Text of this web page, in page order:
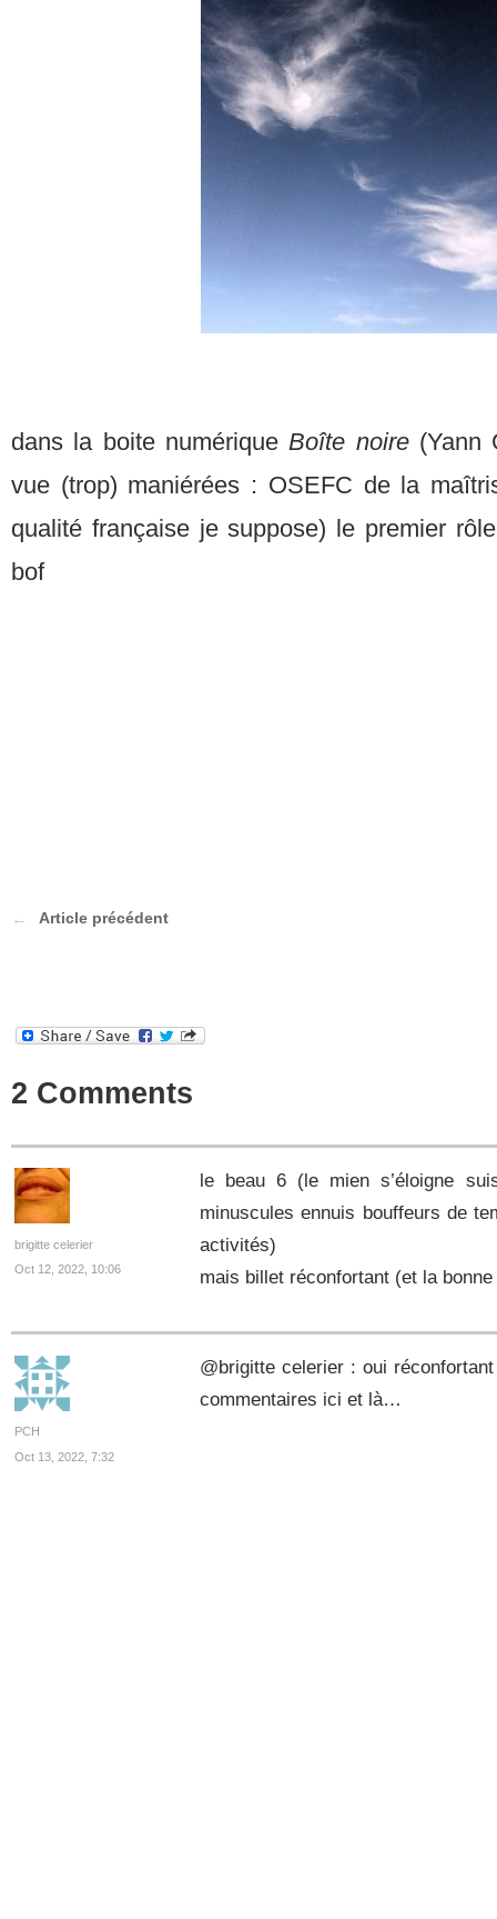
dans la boite numérique Boîte noire (Yann
vue (trop) maniérées : OSEFC de la
qualité française je suppose) le premier
bof
Article précédent
2 Comments
brigitte celerier
Oct 12, 2022, 10:06
le beau 6 (le mien s’éloigne
minuscules ennuis bouffeurs de
activités)
mais billet réconfortant (et la
PCH
Oct 13, 2022, 7:32
@brigitte celerier : oui
commentaires ici et là…